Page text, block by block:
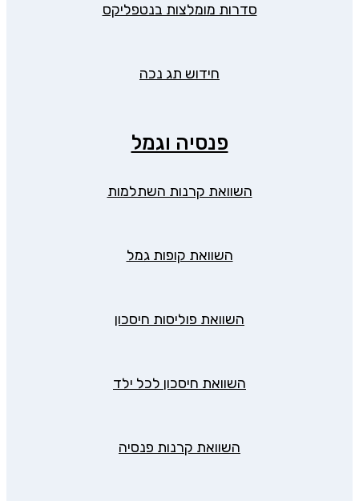
סדרות מומלצות בנטפליקס
חידוש תג נכה
פנסיה וגמל
השוואת קרנות השתלמות
השוואת קופות גמל
השוואת פוליסות חיסכון
השוואת חיסכון לכל ילד
השוואת קרנות פנסיה